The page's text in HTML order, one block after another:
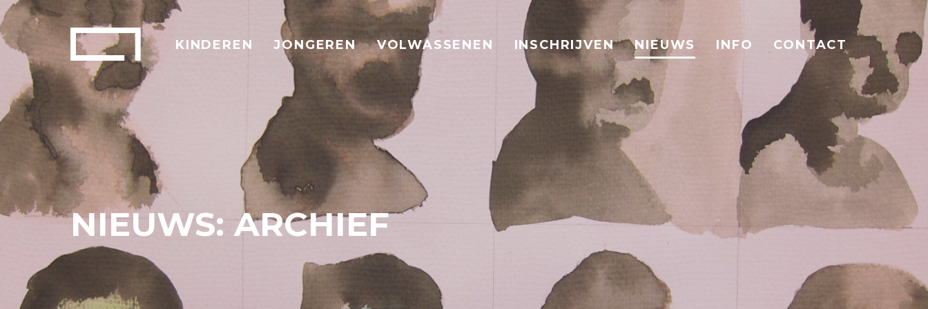
KINDEREN JONGEREN VOLWASSENEN INSCHRIJVEN NIEUWS INFO CONTACT
NIEUWS: ARCHIEF